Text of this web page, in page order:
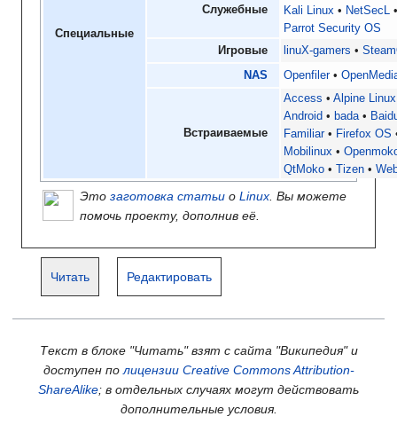
Специальные
Служебные
Kali Linux
NetSecL
Parrot Security OS
Игровые
linuX-gamers
NAS
Openfiler
Встраиваемые
Access
Alpine Linux
Android
bada
Familiar
Firefox OS
Mobilinux
QtMoko
Tizen
Это заготовка статьи о Linux . Вы можете
помочь проекту, дополнив её.
Читать Редактировать
Текст в блоке "Читать" взят с сайта "Википедия" и
доступен полицензии Creative Commons Attribution-
ShareAlike; в отдельных случаях могут действовать
дополнительные условия.